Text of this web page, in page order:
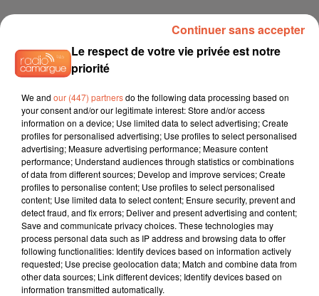
À LA UNE
12h21
Arles : après un taureau percuté lors d'une
abrivado à Saliers,...
12h13
Éclipse solaire du 12 août 2026 : le CHU de Nîmes
appelle à la plus...
Le respect de votre vie privée est notre
priorité
We and our (447) partnersdo the following data processing based on
your consent and/or our legitimate interest: Store and/or access
information on a device; Use limited data to select advertising; Create
profiles for personalised advertising; Use profiles to select personalised
advertising; Measure advertising performance; Measure content
performance; Understand audiences through statistics or combinations
of data from different sources; Develop and improve services; Create
profiles to personalise content; Use profiles to select personalised
content; Use limited data to select content; Ensure security, prevent and
detect fraud, and fix errors; Deliver and present advertising and content;
Save and communicate privacy choices. These technologies may
process personal data such as IP address and browsing data to offer
following functionalities: Identify devices based on information actively
requested; Use precise geolocation data; Match and combine data from
other data sources; Link different devices; Identify devices based on
information transmitted automatically.
Continuer sans accepter